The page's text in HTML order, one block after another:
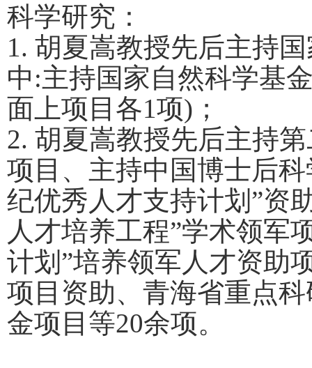
科学研究：
1. 胡夏嵩教授先后主持
中:主持国家自然科学基
面上项目各1项) ；
2. 胡夏嵩教授先后主持
项目、主持中国博士后
纪优秀人才支持计划”资
人才培养工程”学术领军
计划”培养领军人才资助
项目资助、青海省重点
金项目等20余项。